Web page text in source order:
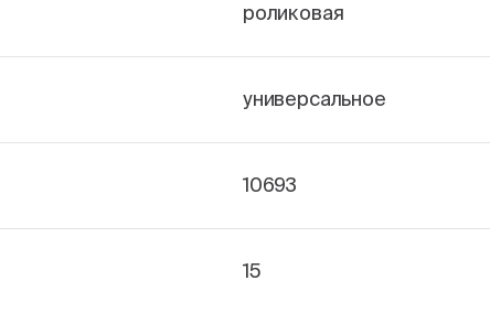
роликовая
универсальное
10693
15